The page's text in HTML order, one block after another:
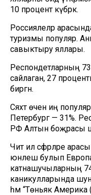
10 процент күбрәк.
Россиялеләр
туризмы популяр.
савыктыру яллары.
Респондетларның 73
сайлаган, 27
биргән.
Сәяхәт өчен иң
Петербург — 31%.
РФ Алтын боҗрасы
Чит ил сәфәрләре
юнәлеш булып
катнашучыларның
каникулларында
һәм “Төньяк Америка